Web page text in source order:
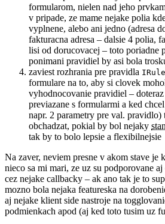
formularom, nielen nad jeho
v pripade, ze mame nejake polia
vyplnene, alebo ani jedno (adresa
fakturacna adresa – dalsie 4 polia,
lisi od dorucovacej – toto poriadne
ponimani pravidiel by asi bola
zaviest rozhrania pre pravidla
formulare na to, aby si clovek
vyhodnocovanie pravidiel –
previazane s formularmi a ked
napr. 2 parametry pre val. pravidlo)
obchadzat, pokial by bol nejaky
tak by to bolo lepsie a flexibilnejsie
Na zaver, neviem presne v akom stave je
nieco sa mi mari, ze uz su podporovane
cez nejake callbacky – ak ano tak je to
mozno bola nejaka featureska na
aj nejake klient side nastroje na
podmienkach apod (aj ked toto tusim uz